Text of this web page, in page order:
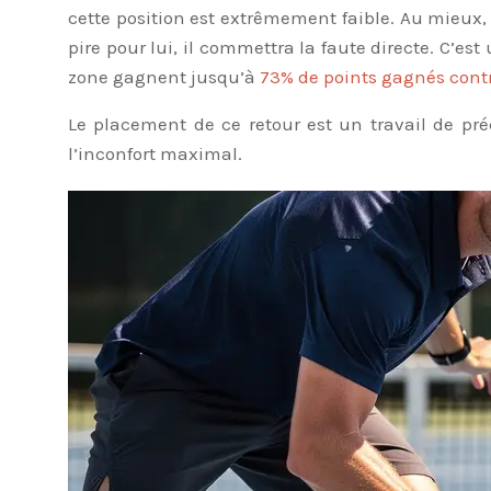
cette position est extrêmement faible. Au
pire pour lui, il commettra la faute directe.
zone gagnent jusqu’à 73% de points gagnés
Le placement de ce retour est un travail de
l’inconfort maximal.